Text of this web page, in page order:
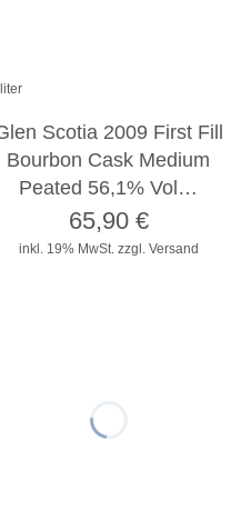
Scotia 2009 First Fill
Bourbon Cask Medium
Peated 56,1% Vol…
inkl. 19% MwSt. zzgl. Versand
65,90€